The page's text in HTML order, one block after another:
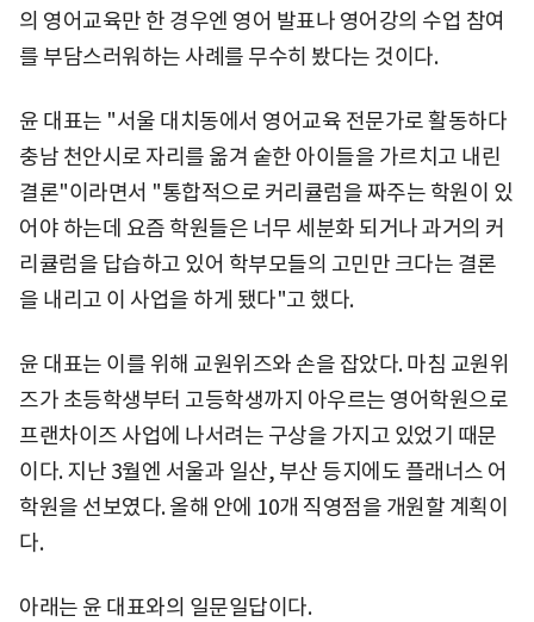
의 영어교육만 한 경우엔 영어 발표나 영어강의 수업 참여
를 부담스러워하는 사례를 무수히 봤다는 것이다.
윤 대표는 "서울 대치동에서 영어교육 전문가로 활동하다
충남 천안시로 자리를 옮겨 숱한 아이들을 가르치고 내린
결론"이라면서 "통합적으로 커리큘럼을 짜주는 학원이 있
어야 하는데 요즘 학원들은 너무 세분화 되거나 과거의 커
리큘럼을 답습하고 있어 학부모들의 고민만 크다는 결론
을 내리고 이 사업을 하게 됐다"고 했다.
윤 대표는 이를 위해 교원위즈와 손을 잡았다. 마침 교원위
즈가 초등학생부터 고등학생까지 아우르는 영어학원으로
프랜차이즈 사업에 나서려는 구상을 가지고 있었기 때문
이다. 지난 3월엔 서울과 일산, 부산 등지에도 플래너스 어
학원을 선보였다. 올해 안에 10개 직영점을 개원할 계획이
다.
아래는 윤 대표와의 일문일답이다.